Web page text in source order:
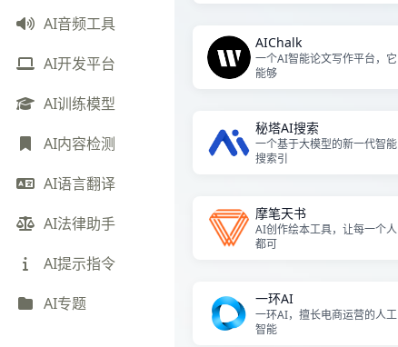
AI音频工具
AI开发平台
AI训练模型
AI内容检测
AI语言翻译
AI法律助手
AI提示指令
AI专题
AIChalk
一个AI智能论文写作平台，它
能够
秘塔AI搜索
一个基于大模型的新一代智能
搜索引
摩笔天书
AI创作绘本工具，让每一个人
都可
一环AI
一环AI，擅长电商运营的人工
智能